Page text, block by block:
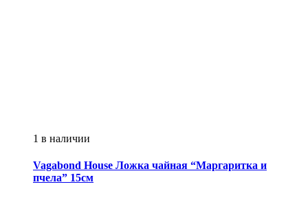
1 в наличии
Vagabond House Ложка чайная “Маргаритка и
пчела” 15см